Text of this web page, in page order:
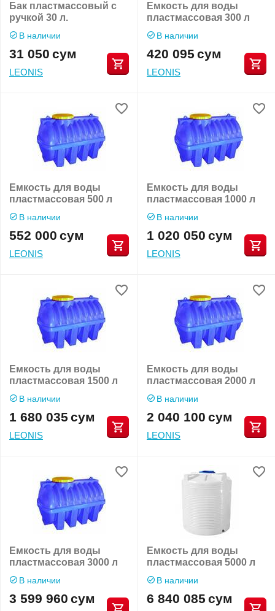
Бак пластмассовый с
ручкой 30 л.
В наличии
31 050 сум
LEONIS
Емкость для воды
пластмассовая 300 л
В наличии
420 095 сум
LEONIS
Емкость для воды
пластмассовая 500 л
В наличии
552 000 сум
LEONIS
Емкость для воды
пластмассовая 1000 л
В наличии
1 020 050 сум
LEONIS
Емкость для воды
пластмассовая 1500 л
В наличии
1 680 035 сум
LEONIS
Емкость для воды
пластмассовая 2000 л
В наличии
2 040 100 сум
LEONIS
Емкость для воды
пластмассовая 3000 л
В наличии
3 599 960 сум
Емкость для воды
пластмассовая 5000 л
В наличии
6 840 085 сум